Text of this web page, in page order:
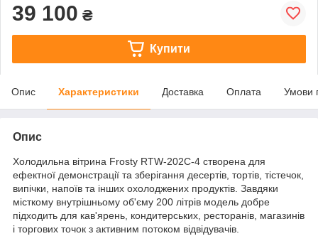
39 100 ₴
Купити
Опис Характеристики Доставка Оплата Умови
Опис
Холодильна вітрина Frosty RTW-202C-4 створена для
ефектної демонстрації та зберігання десертів, тортів, тістечок,
випічки, напоїв та інших охолоджених продуктів. Завдяки
місткому внутрішньому об'єму 200 літрів модель добре
підходить для кав'ярень, кондитерських, ресторанів, магазинів
і торгових точок з активним потоком відвідувачів.